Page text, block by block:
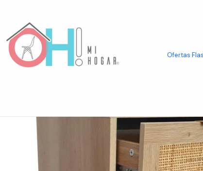
Ofertas
Living